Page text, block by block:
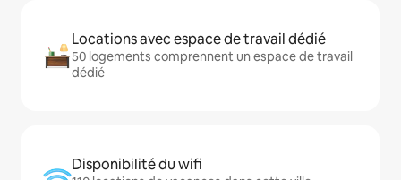
Locations avec espace de travail dédié
50 logements comprennent un espace de travail
dédié
Disponibilité du wifi